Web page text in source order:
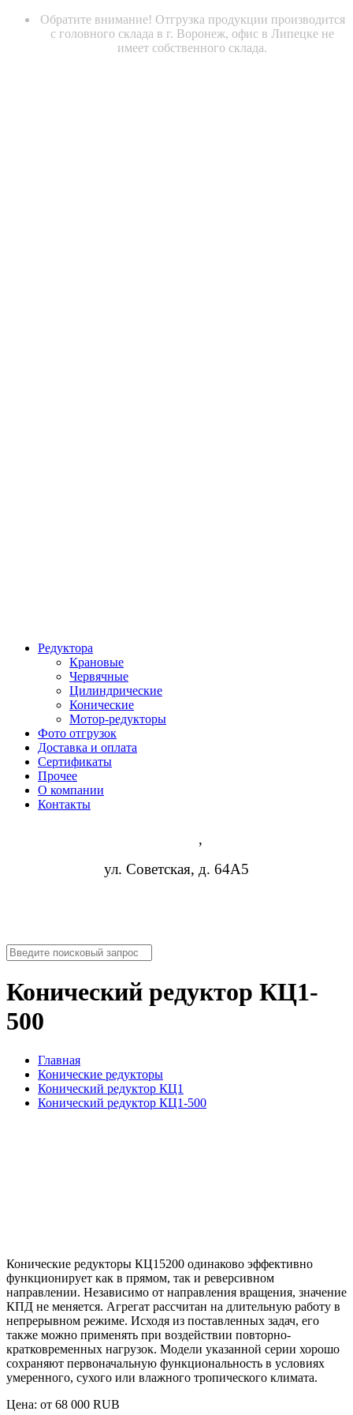
Обратите внимание! Отгрузка продукции производится
с головного склада в г. Воронеж, офис в Липецке не
имеет собственного склада.
Редуктора
Крановые
Червячные
Цилиндрические
Конические
Мотор-редукторы
Фото отгрузок
Доставка и оплата
Сертификаты
Прочее
О компании
Контакты
,
ул. Советская, д. 64А5
Конический редуктор КЦ1-
500
Главная
Конические редукторы
Конический редуктор КЦ1
Конический редуктор КЦ1-500
Конические редукторы КЦ15200 одинаково эффективно
функционирует как в прямом, так и реверсивном
направлении. Независимо от направления вращения, значение
КПД не меняется. Агрегат рассчитан на длительную работу в
непрерывном режиме. Исходя из поставленных задач, его
также можно применять при воздействии повторно-
кратковременных нагрузок. Модели указанной серии хорошо
сохраняют первоначальную функциональность в условиях
умеренного, сухого или влажного тропического климата.
Цена: от 68 000 RUB